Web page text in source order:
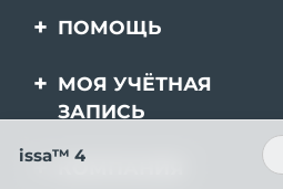
ПОМОЩЬ
Свяжитесь с нами
Заказ и доставка
Гарантия и возврат
МОЯ УЧЁТНАЯ
ЗАПИСЬ
Регистрация продукта
КОМПАНИЯ
issa™ 4